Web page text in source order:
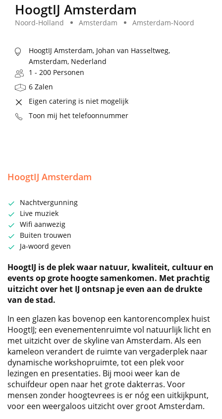
HoogtIJ Amsterdam
Noord-Holland Amsterdam Amsterdam-Noord
HoogtIJ Amsterdam, Johan van Hasseltweg,
Amsterdam, Nederland
1 - 200 Personen
6 Zalen
Eigen catering is niet mogelijk
Toon mij het telefoonnummer
HoogtIJ Amsterdam
Nachtvergunning
Live muziek
Wifi aanwezig
Buiten trouwen
Ja-woord geven
HoogtIJ is de plek waar natuur, kwaliteit, cultuur en
events op grote hoogte samenkomen. Met prachtig
uitzicht over het IJ ontsnap je even aan de drukte
van de stad.
In een glazen kas bovenop een kantorencomplex huist
HoogtIJ; een evenementenruimte vol natuurlijk licht en
met uitzicht over de skyline van Amsterdam. Als een
kameleon verandert de ruimte van vergaderplek naar
dynamische workshopruimte, tot een plek voor
lezingen en presentaties. Bij mooi weer kan de
schuifdeur open naar het grote dakterras. Voor
mensen zonder hoogtevrees is er nóg een uitkijkpunt,
voor een weergaloos uitzicht over groot Amsterdam.